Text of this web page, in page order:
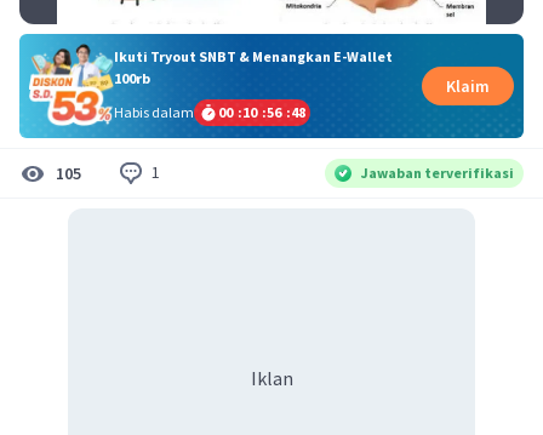
Ikuti Tryout SNBT & Menangkan E-Wallet
100rb
Habis dalam
00 :10 :56 :47
Klaim
105 1 Jawaban terverifikasi
Iklan